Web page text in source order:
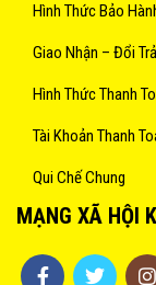
Hình Thức Bảo
Giao Nhận – Đổi Trả
Hình Thức Thanh
Tài Khoản Thanh
Qui Chế Chung
MẠNG XÃ HỘI